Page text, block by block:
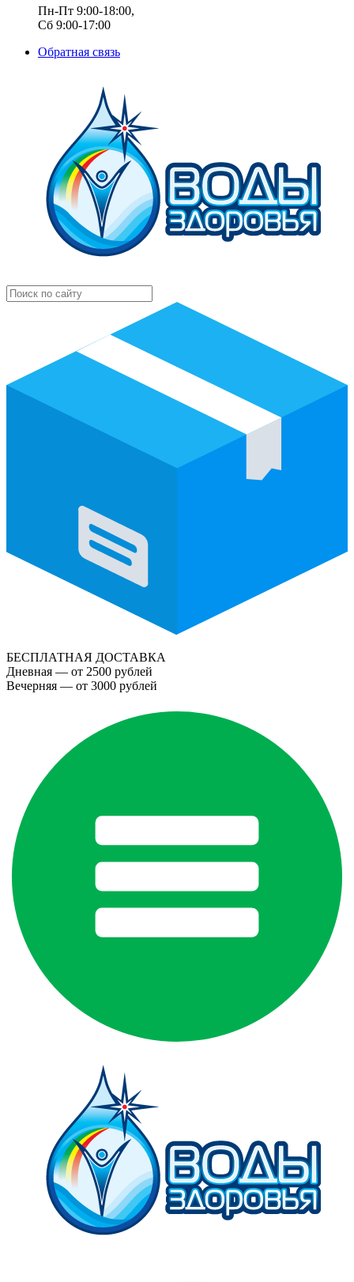
Пн-Пт 9:00-18:00,
Сб 9:00-17:00
Обратная связь
БЕСПЛАТНАЯ ДОСТАВКА
Дневная — от 2500 рублей
Вечерняя — от 3000 рублей